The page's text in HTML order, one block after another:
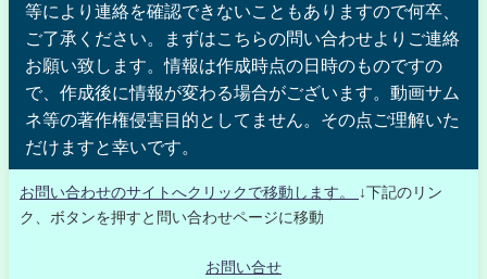
等により連絡を確認できないこともありますので何卒、
ご了承ください。まずはこちらの問い合わせよりご連絡
お願い致します。情報は作成時点の日時のものですの
で、作成後に情報が変わる場合がございます。動画サム
ネ等の著作権侵害目的としてません。その点ご理解いた
だけますと幸いです。
お問い合わせのサイトへクリックで移動します。
↓下記のリン
ク、ボタンを押すと問い合わせページに移動
お問い合せ